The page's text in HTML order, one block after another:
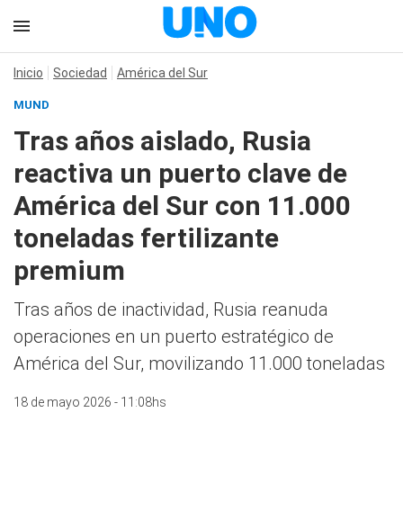
Inicio Sociedad América del Sur
MUND
Tras años aislado, Rusia
reactiva un puerto clave de
América del Sur con 11.000
toneladas fertilizante
premium
Tras años de inactividad, Rusia reanuda
operaciones en un puerto estratégico de
América del Sur, movilizando 11.000 toneladas
18 de mayo 2026 - 11:08hs